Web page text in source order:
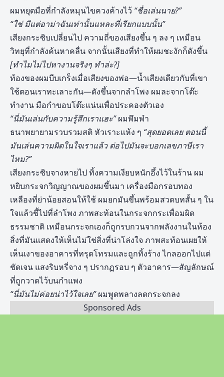
ผมหยุดมือที่กำลังหมุนไขควงค้างไว้ “ชื่อเล่นนาย?”
“ใช่ มีแต่อาม่าฉันเท่านั้นแหละที่เรียกแบบนั้น”
เสียงกระซิบเปลี่ยนไป ความถี่ของเสียงขึ้น ๆ ลง ๆ เหมือน
วิทยุที่กำลังค้นหาคลื่น จากนั้นเสียงที่ทำให้ผมชะงักก็ดังขึ้น
[ทำไมไม่ไปหางานจริงๆ ทำล่ะ?]
ท้องของผมบีบเกร็งเมื่อเสียงของพ่อ—น้ำเสียงเดียวกับที่เขา
ใช้ตอนเราทะเลาะกัน—ดังขึ้นจากลำโพง ผมละจากโต๊ะ
ทำงาน มือกำขอบโต๊ะแน่นเพื่อประคองตัวเอง
“นี่มันเล่นกับความรู้สึกเราแฮะ”ผมพึมพำ
ธนาพยายามรวบรวมสติ หัวเราะแห้ง ๆ “สุดยอดเลย ตอนนี้
มันเล่นความผิดในใจเราแล้ว ต่อไปมันจะบอกเลขภาษีเรา
ไหม?”
เสียงกระซิบจางหายไป ทิ้งความเงียบหนักอึ้งไว้ในร้าน ผม
หยิบกระจกวิญญาณของผมขึ้นมา เครื่องมือกรอบทอง
เหลืองที่ย่าน้อยสอนให้ใช้ ผมยกมันขึ้นพร้อมสวดบทสั้น ๆ ใน
ใจแล้วชี้ไปที่ลำโพง ภาพสะท้อนในกระจกกระเพื่อมผิด
ธรรมชาติ เหมือนกระจกเองก็ถูกรบกวนจากพลังงานในห้อง
สิ่งที่มันแสดงให้เห็นไม่ใช่สิ่งที่น่าโล่งใจ ภาพสะท้อนเผยให้
เห็นเงาของอาคารที่ทรุดโทรมและถูกทิ้งร้าง ไกลออกไปแต่
ชัดเจน แสงริบหรี่จาง ๆ ปรากฏรอบ ๆ ตัวอาคาร—สัญลักษณ์
ที่ถูกวาดไว้บนกำแพง
“นี่มันไม่ค่อยน่าไว้ใจเลย”ผมพูดพลางลดกระจกลง
Sponsored Ads